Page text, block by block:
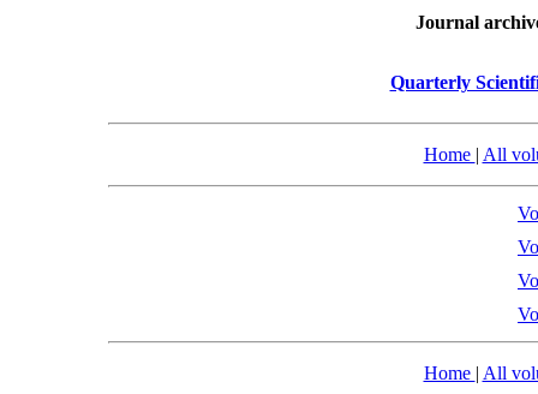
Journal
Quarterly
Home | All
Home | All